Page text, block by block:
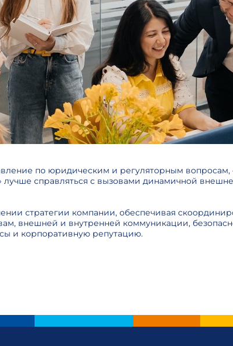
по юридическим и регуляторным
лучше справляться с вызовами динамичной
стратегии компании, обеспечивая
внешней и внутренней коммуникации,
и корпоративную репутацию.